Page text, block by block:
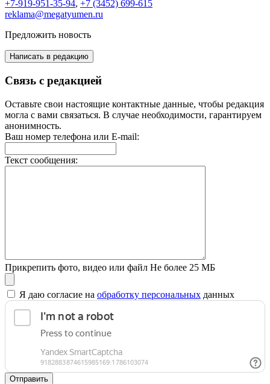
+7-919-951-35-94, +7 (3452) 699-615
reklama@megatyumen.ru
Предложить новость
Написать в редакцию
Связь с редакцией
Оставьте свои настоящие контактные данные, чтобы редакция
могла с вами связаться. В случае необходимости, гарантируем
анонимность.
Ваш номер телефона или E-mail:
Текст сообщения:
Прикрепить фото, видео или файл Не более 25 МБ
Я даю согласие на обработку персональных данных
Отправить